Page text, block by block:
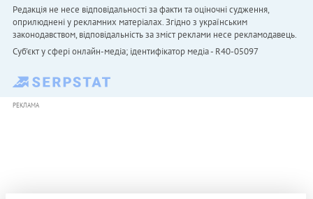
Редакція не несе відповідальності за факти та оціночні судження,
оприлюднені у рекламних матеріалах. Згідно з українським
законодавством, відповідальність за зміст реклами несе рекламодавець.
Cуб'єкт у сфері онлайн-медіа; ідентифікатор медіа - R40-05097
РЕКЛАМА